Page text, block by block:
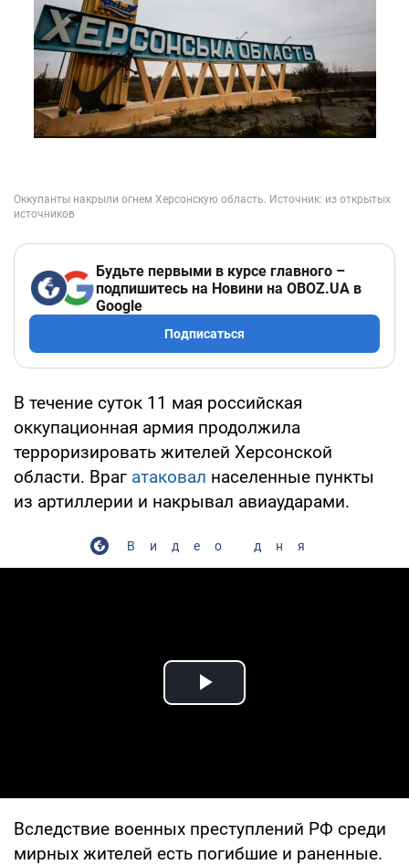
Будьте первыми в курсе главного –
подпишитесь на Новини на OBOZ.UA в
Google
Подписаться
В течение суток 11 мая российская
оккупационная армия продолжила
терроризировать жителей Херсонской
области. Враг атаковал населенные пункты
из артиллерии и накрывал авиаударами.
Видео дня
Play Video
Вследствие военных преступлений РФ среди
мирных жителей есть погибшие и раненные.